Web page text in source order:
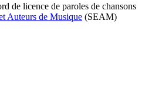
de licence de paroles de chansons
Auteurs de Musique (SEAM)